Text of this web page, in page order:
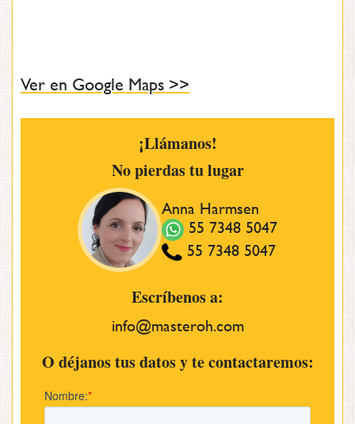
Ver en Google Maps >>
¡Llámanos!
No pierdas tu lugar
Anna Harmsen
55 7348 5047
55 7348 5047
Escríbenos a:
info@masteroh.com
O déjanos tus datos y te contactaremos: